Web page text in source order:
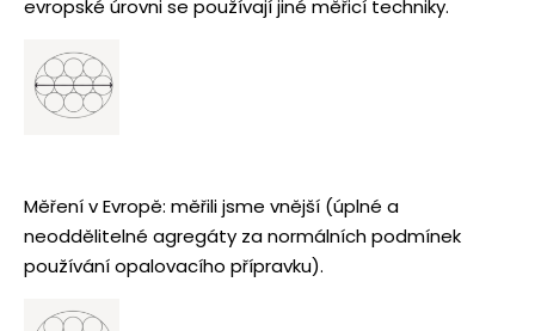
evropské úrovni se používají jiné měřicí techniky.
Měření v Evropě: měřili jsme vnější (úplné a
neoddělitelné agregáty za normálních podmínek
používání opalovacího přípravku).